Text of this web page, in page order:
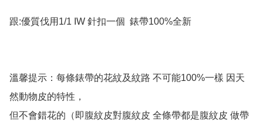
跟:優質伐用1/1 IW 針扣一個  錶帶100%全新
溫馨提示：每條錶帶的花紋及紋路 不可能100%一樣 因天
然動物皮的特性，
但不會錯花的（即腹紋皮對腹紋皮 全條帶都是腹紋皮 做帶